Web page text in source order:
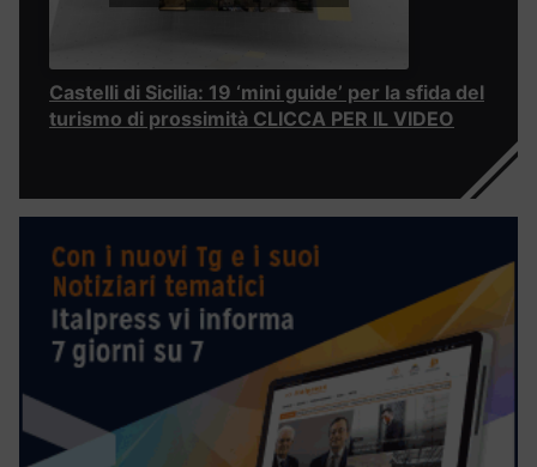
Castelli di Sicilia: 19 ‘mini guide’ per la sfida del
turismo di prossimità CLICCA PER IL VIDEO